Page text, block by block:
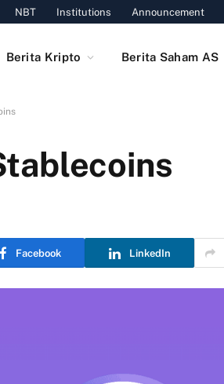
NBT Institutions Announcement
Berita Kripto Berita Saham AS
Facebook LinkedIn